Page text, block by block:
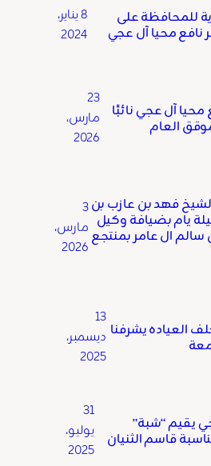
للمحافظة على
نافع محيا آل عجي
8 يناير،
2024
آل عجي نائبًا
العام
23
مارس،
2026
فهد بن عازب بن
يام بضيافة وكيل
سالم ال عامر بمنتجع
3
مارس،
2026
العياده يشرفنا
13
ديسمبر،
2025
يقيم “شبة”
قاسم الثنيان
31
يوليو،
2025